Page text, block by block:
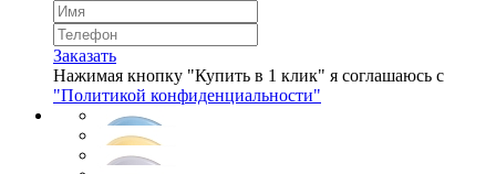
Заказать
Нажимая кнопку "Купить в 1 клик" я соглашаюсь с
"Политикой конфиденциальности"